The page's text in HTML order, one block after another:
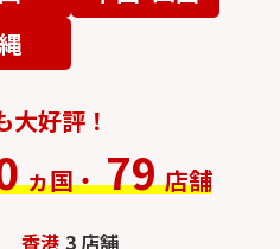
大好評！
ヵ国・ 79 店舗
香港 3 店舗